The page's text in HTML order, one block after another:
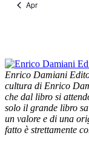
Apr
Enrico Damiani
cultura di Enrico
che dal libro si
solo il grande libro
un valore e di una
fatto è strettamente